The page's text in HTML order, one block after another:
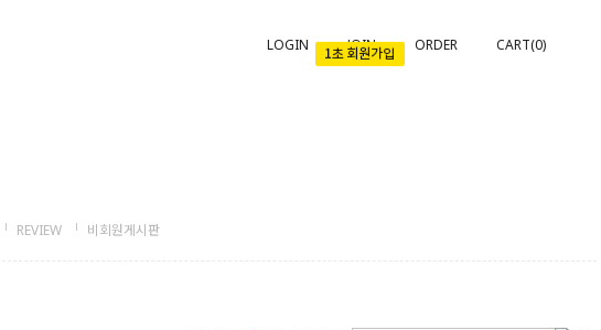
LOGIN JOIN ORDER CART(0)
REVIEW 비회원게시판